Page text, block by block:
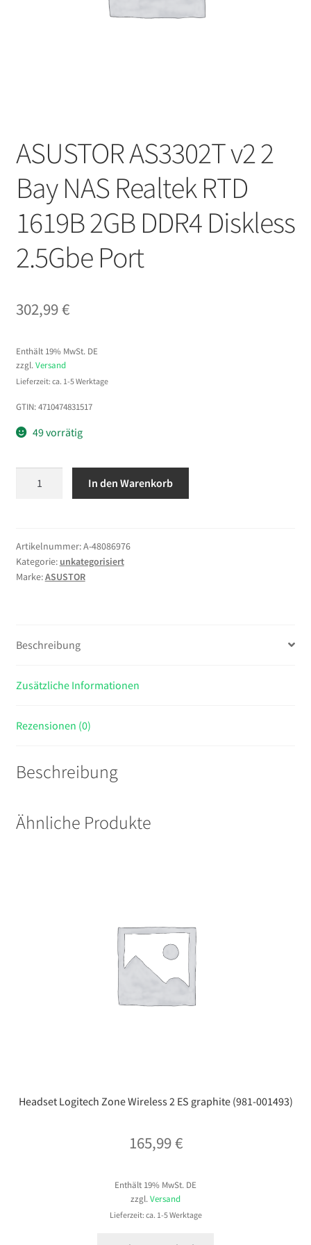
ASUSTOR AS3302T v2 2
Bay NAS Realtek RTD
1619B 2GB DDR4 Diskless
2.5Gbe Port
302,99€
Enthält 19% MwSt. DE
zzgl. Versand
Lieferzeit: ca. 1-5 Werktage
GTIN: 4710474831517
49 vorrätig
Bay
NAS
Realtek
DDR4
2.5Gbe
Menge
In den Warenkorb
Artikelnummer:A-48086976
Kategorie: unkategorisiert
Marke:ASUSTOR
Beschreibung
Zusätzliche Informationen
Rezensionen (0)
Beschreibung
Ähnliche Produkte
Headset Logitech Zone Wireless 2 ES graphite (981-001493)
165,99€
Enthält 19% MwSt. DE
zzgl. Versand
Lieferzeit: ca. 1-5 Werktage